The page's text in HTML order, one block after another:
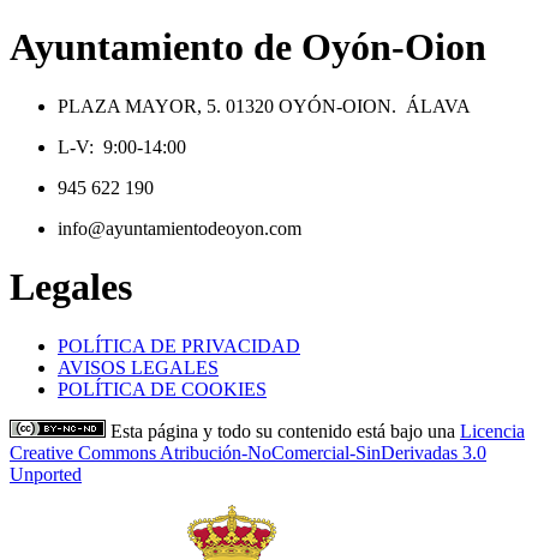
Ayuntamiento de Oyón-Oion
PLAZA MAYOR, 5. 01320 OYÓN-OION. ÁLAVA
L-V: 9:00-14:00
945 622 190
info@ayuntamientodeoyon.com
Legales
POLÍTICA DE PRIVACIDAD
AVISOS LEGALES
POLÍTICA DE COOKIES
Esta página y todo su contenido está bajo una Licencia
Creative Commons Atribución-NoComercial-SinDerivadas 3.0
Unported